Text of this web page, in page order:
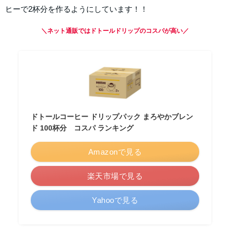
ヒーで2杯分を作るようにしています！！
＼ネット通販ではドトールドリップのコスパが高い／
ドトールコーヒー ドリップパック まろやかブレン
ド 100杯分 コスパ ランキング
Amazonで見る
楽天市場で見る
Yahooで見る